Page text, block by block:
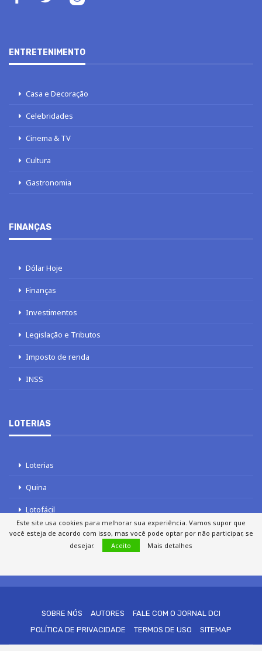
ENTRETENIMENTO
Casa e Decoração
Celebridades
Cinema & TV
Cultura
Gastronomia
FINANÇAS
Dólar Hoje
Finanças
Investimentos
Legislação e Tributos
Imposto de renda
INSS
LOTERIAS
Loterias
Quina
Lotofácil
Mega-Sena
SOBRE NÓS AUTORES
FALE COM O JORNAL DCI
POLÍTICA DE PRIVACIDADE
TERMOS DE USO SITEMAP
Este site usa cookies para melhorar sua experiência. Vamos supor que
você esteja de acordo com isso, mas você pode optar por não participar, se
desejar.
Aceito Mais detalhes